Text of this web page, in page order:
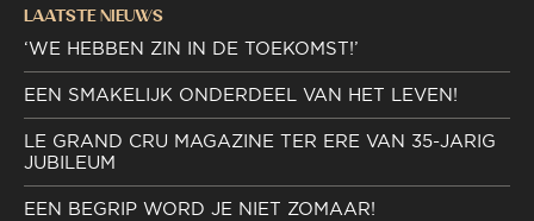
LAATSTE NIEUWS
‘WE HEBBEN ZIN IN DE TOEKOMST!’
EEN SMAKELIJK ONDERDEEL VAN HET LEVEN!
LE GRAND CRU MAGAZINE TER ERE VAN 35-JARIG
JUBILEUM
EEN BEGRIP WORD JE NIET ZOMAAR!